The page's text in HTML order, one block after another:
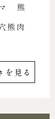
マ 熊
熊肉
を見る